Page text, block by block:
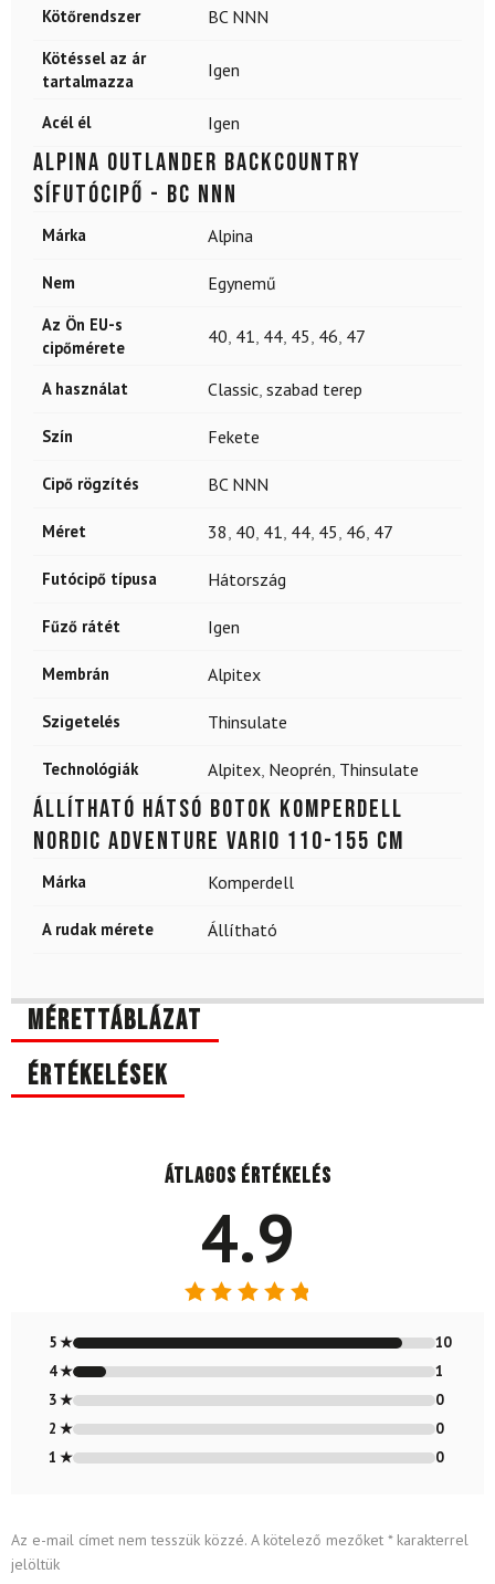
Kötőrendszer BC NNN
Kötéssel az ár
tartalmazza
Igen
Acél él Igen
ALPINA Outlander backcountry
sífutócipő - BC NNN
Márka Alpina
Nem Egynemű
Az Ön EU-s
cipőmérete
40 41 44 45 46 47
A használat Classic szabad terep
Szín Fekete
Cipő rögzítés BC NNN
Méret 38 40 41 44 45 46 47
Futócipő típusa Hátország
Fűző rátét Igen
Membrán Alpitex
Szigetelés Thinsulate
Technológiák Alpitex Neoprén Thinsulate
Állítható hátsó botok KOMPERDELL
Nordic Adventure Vario 110-155 cm
Márka Komperdell
A rudak mérete Állítható
Mérettáblázat
Értékelések
Átlagos értékelés
4.9
4.91/ 5
5 ★
10
4 ★
1
3 ★
0
2 ★
0
1 ★
0
Az e-mail címet nem tesszük közzé. A kötelező mezőket *karakterrel
jelöltük